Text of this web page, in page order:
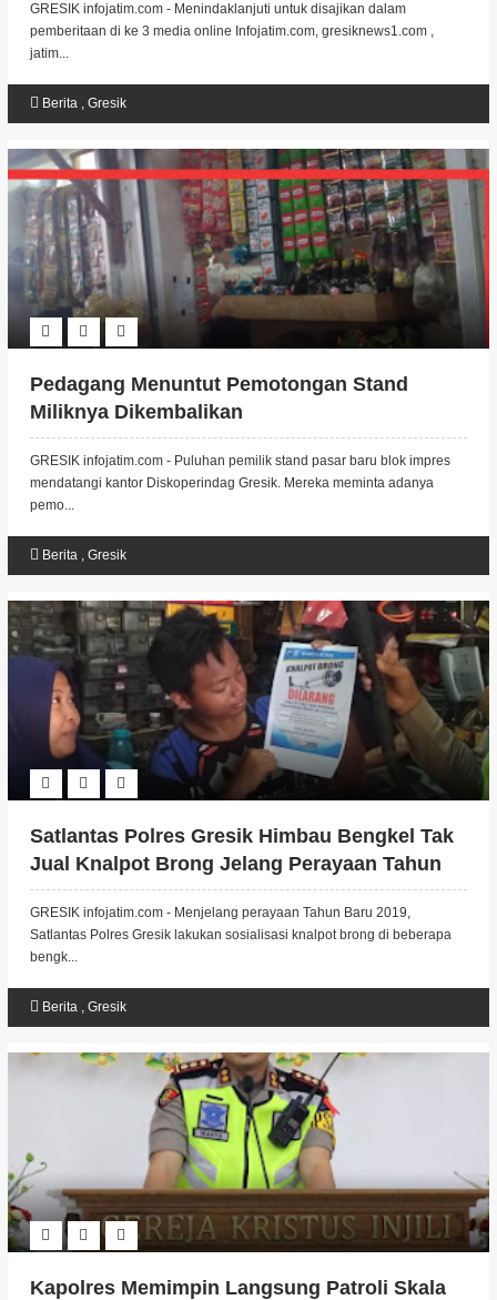
GRESIK infojatim.com - Menindaklanjuti untuk disajikan dalam
pemberitaan di ke 3 media online Infojatim.com, gresiknews1.com ,
jatim...
Berita, Gresik
Pedagang Menuntut Pemotongan Stand
Miliknya Dikembalikan
GRESIK infojatim.com - Puluhan pemilik stand pasar baru blok impres
mendatangi kantor Diskoperindag Gresik. Mereka meminta adanya
pemo...
Berita, Gresik
Satlantas Polres Gresik Himbau Bengkel Tak
Jual Knalpot Brong Jelang Perayaan Tahun
Baru 2019
GRESIK infojatim.com - Menjelang perayaan Tahun Baru 2019,
Satlantas Polres Gresik lakukan sosialisasi knalpot brong di beberapa
bengk...
Berita, Gresik
Kapolres Memimpin Langsung Patroli Skala